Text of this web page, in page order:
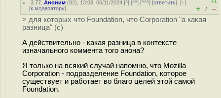
3.77 ,Аноним (82), 13:08, 06/11/2024 [^] [^^] [^^^] [ответить][↑]
[к модератору]
+1
+ / –
> для которых что Foundation, что Corporation "а какая
разница" (с)
А действительно - какая разница в контексте
изначального коммента того анона?
Я только на всякий случай напомню, что Mozilla
Corporation - подразделение Foundation, которое
существует и работает во благо целей этой самой
Foundation.